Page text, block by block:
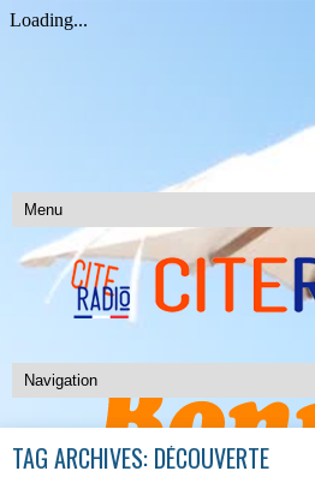
TAG ARCHIVES: DÉCOUVERTE